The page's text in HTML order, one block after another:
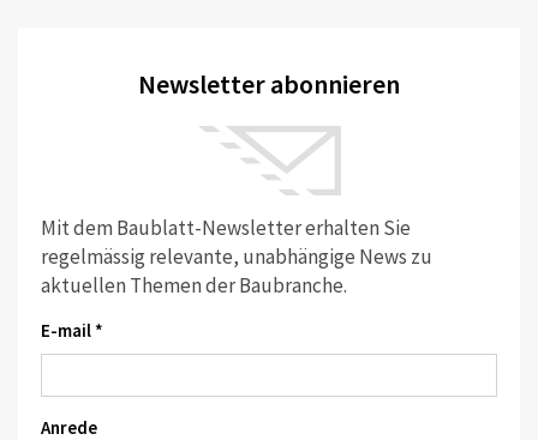
Newsletter abonnieren
Mit dem Baublatt-Newsletter erhalten Sie
regelmässig relevante, unabhängige News zu
aktuellen Themen der Baubranche.
E-mail *
Anrede